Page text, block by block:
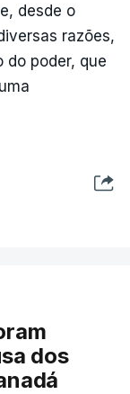
desde o
razões,
do poder, que
dos